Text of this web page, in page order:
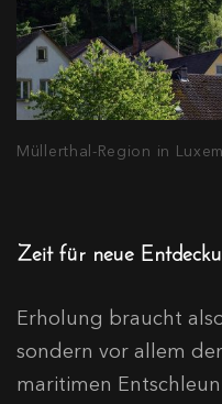
Müllerthal-Region in
Zeit für neue
Erholung braucht
sondern vor allem
maritimen